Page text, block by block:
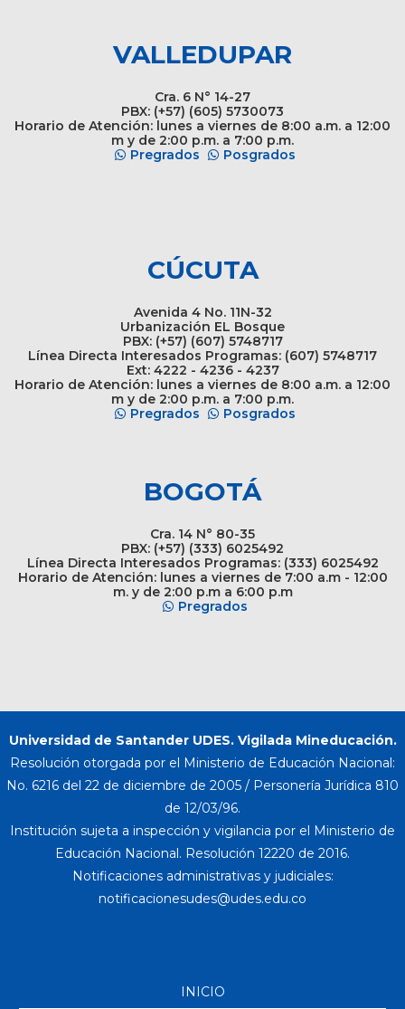
VALLEDUPAR
Cra. 6 N° 14-27
PBX: (+57) (605) 5730073
Horario de Atención: lunes a viernes de 8:00 a.m. a 12:00
m y de 2:00 p.m. a 7:00 p.m.
Pregrados
Posgrados
CÚCUTA
Avenida 4 No. 11N-32
Urbanización EL Bosque
PBX: (+57) (607) 5748717
Línea Directa Interesados Programas: (607) 5748717
Ext: 4222 - 4236 - 4237
Horario de Atención: lunes a viernes de 8:00 a.m. a 12:00
m y de 2:00 p.m. a 7:00 p.m.
Pregrados
Posgrados
BOGOTÁ
Cra. 14 N° 80-35
PBX: (+57) (333) 6025492
Línea Directa Interesados Programas: (333) 6025492
Horario de Atención: lunes a viernes de 7:00 a.m - 12:00
m. y de 2:00 p.m a 6:00 p.m
Pregrados
Universidad de Santander UDES. Vigilada Mineducación.
Resolución otorgada por el Ministerio de Educación Nacional:
No. 6216 del 22 de diciembre de 2005 / Personería Jurídica 810
de 12/03/96.
Institución sujeta a inspección y vigilancia por el Ministerio de
Educación Nacional. Resolución 12220 de 2016.
Notificaciones administrativas y judiciales:
INICIO